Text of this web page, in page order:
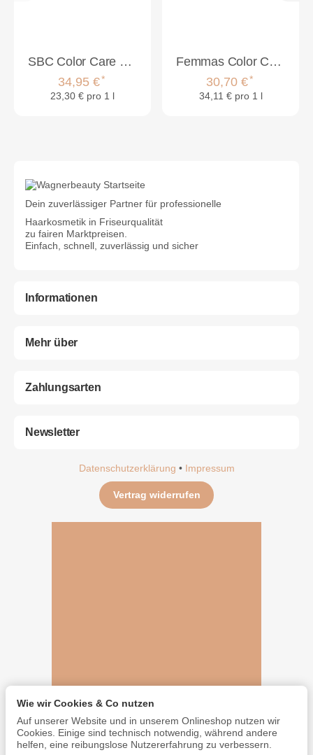
SBC Color Care Shampoo 1000ml & Color Care Intensiv Maske 500ml Set
34,95 €*
23,30 € pro 1 l
Femmas Color Care Haarpflege Set
30,70 €*
34,11 € pro 1 l
Dein zuverlässiger Partner für professionelle
Haarkosmetik in Friseurqualität
zu fairen Marktpreisen.
Einfach, schnell, zuverlässig und sicher
Informationen
Mehr über
Zahlungsarten
Newsletter
Datenschutzerklärung • Impressum
Vertrag widerrufen
Wie wir Cookies & Co nutzen
Auf unserer Website und in unserem Onlineshop nutzen wir
Cookies. Einige sind technisch notwendig, während andere
helfen, eine reibungslose Nutzererfahrung zu verbessern.